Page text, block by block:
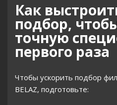
Как
подбор,
точную
первого раза
Чтобы ускорить подбор
BELAZ, подготовьте: